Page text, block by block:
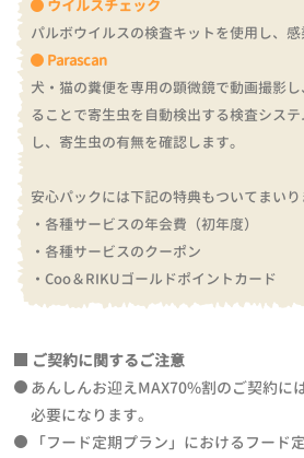
ウイルスチェック
パルボウイルスの検査キットを使用し、感
Parascan
犬・猫の糞便を専用の顕微鏡で動画撮影
ることで寄生虫を自動検出する検査シス
し、寄生虫の有無を確認します。
安心パックには下記の特典もついてまいり
・各種サービスの年会費（初年度）
・各種サービスのクーポン
・Coo＆RIKUゴールドポイントカード
ご契約に関するご注意
あんしんお迎えMAX70%割のご契約に
必要になります。
「フード定期プラン」におけるフード